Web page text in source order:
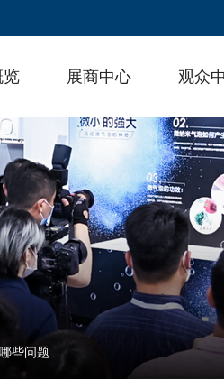
览 展商中心 观众
些问题